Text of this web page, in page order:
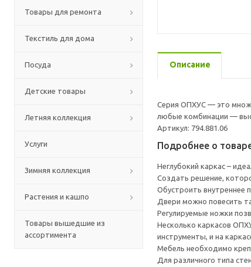
Товары для ремонта
Текстиль для дома
Посуда
Детские товары
Летняя коллекция
Услуги
Зимняя коллекция
Растения и кашпо
Товары вышедшие из
ассортимента
Описание
Серия ОПХУС — это
любые комбинации —
Артикул: 794.881.06
Подробнее о
Неглубокий каркас –
Создать решение,
Обустроить внутреннее
Двери можно повесить
Регулируемые ножки
Несколько каркасов
инструменты, и на
Мебель необходимо
Для различного типа